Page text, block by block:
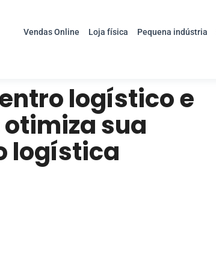
Vendas Online Loja física Pequena indústria
logístico e
sua
logística